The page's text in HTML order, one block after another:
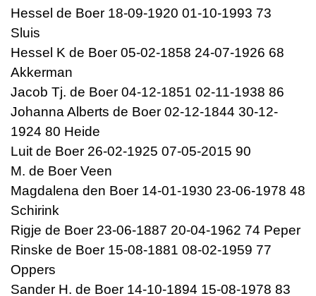
Hessel de Boer 18-09-1920 01-10-1993 73
Sluis
Hessel K de Boer 05-02-1858 24-07-1926 68
Akkerman
Jacob Tj. de Boer 04-12-1851 02-11-1938 86
Johanna Alberts de Boer 02-12-1844 30-12-
1924 80 Heide
Luit de Boer 26-02-1925 07-05-2015 90
M. de Boer Veen
Magdalena den Boer 14-01-1930 23-06-1978 48
Schirink
Rigje de Boer 23-06-1887 20-04-1962 74 Peper
Rinske de Boer 15-08-1881 08-02-1959 77
Oppers
Sander H. de Boer 14-10-1894 15-08-1978 83